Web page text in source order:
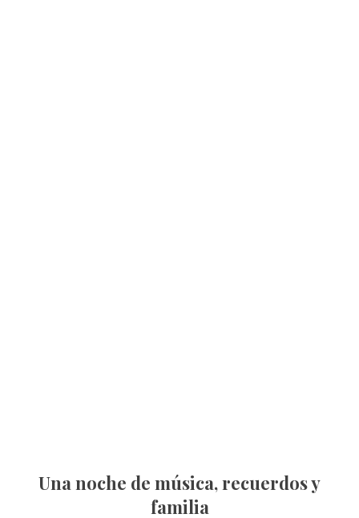
Una noche de música, recuerdos y
familia